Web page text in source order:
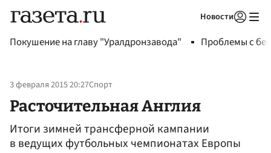
Новости
Покушение на главу "Уралдронзавода" Проблемы с
3 февраля 2015 20:27Спорт
Расточительная Англия
Итоги зимней трансферной кампании
в ведущих футбольных чемпионатах Европы